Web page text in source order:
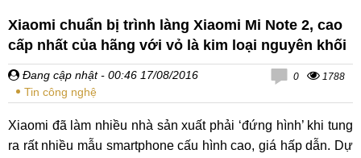
Xiaomi chuẩn bị trình làng Xiaomi Mi Note 2, cao
cấp nhất của hãng với vỏ là kim loại nguyên khối
Đang cập nhật - 00:46 17/08/2016
Tin công nghệ
0 1788
Xiaomi đã làm nhiều nhà sản xuất phải ‘đứng hình’ khi tung
ra rất nhiều mẫu smartphone cấu hình cao, giá hấp dẫn. Dự